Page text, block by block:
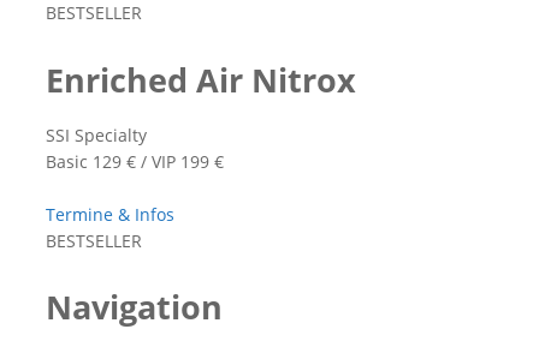
BESTSELLER
Enriched Air Nitrox
SSI Specialty
Basic 129 € / VIP 199 €
Termine & Infos
BESTSELLER
Navigation